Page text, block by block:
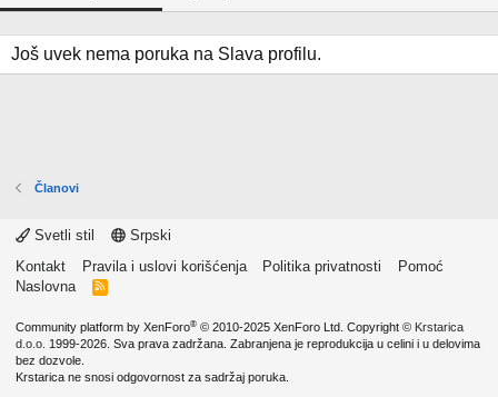
Još uvek nema poruka na Slava profilu.
Članovi
Svetli stil
Srpski
Kontakt
Pravila i uslovi korišćenja Politika privatnosti
Pomoć
Naslovna
R
Community platform by XenForo® © 2010-2025 XenForo Ltd. Copyright © Krstarica
d.o.o. 1999-2026. Sva prava zadržana. Zabranjena je reprodukcija u celini i u delovima
bez dozvole.
Krstarica ne snosi odgovornost za sadržaj poruka.